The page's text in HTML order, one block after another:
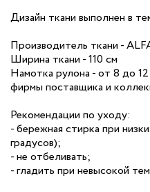
Дизайн ткани выполнен в
Производитель ткани -
Ширина ткани - 110 см
Намотка рулона - от 8 до
фирмы поставщика и
Рекомендации по уходу:
- бережная стирка при
градусов);
- не отбеливать;
- гладить при невысокой